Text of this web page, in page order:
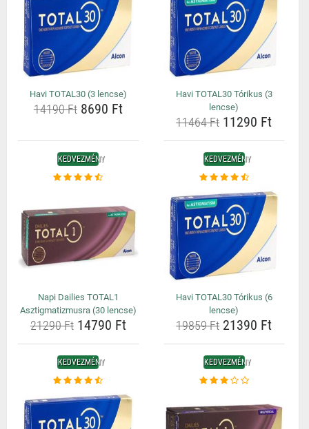
Havi TOTAL30 (3 lencse)
14190 Ft8690 Ft
Havi TOTAL30 Tórikus (3
lencse)
11464 Ft11290 Ft
KEDVEZMÉNY
Napi Dailies TOTAL1
Asztigmatizmusra (30 lencse)
21290 Ft14790 Ft
KEDVEZMÉNY
Havi TOTAL30 Tórikus (6
lencse)
19859 Ft21390 Ft
KEDVEZMÉNY KEDVEZMÉNY